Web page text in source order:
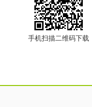
手机扫描二维码下载